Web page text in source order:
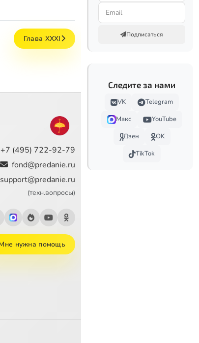
Глава XXXI
+7 (495) 722-92-79
fond@predanie.ru
support@predanie.ru
(техн.вопросы)
нужна помощь
Подписаться
Следите за нами
VK
Telegram
Макс
YouTube
Дзен
OK
TikTok